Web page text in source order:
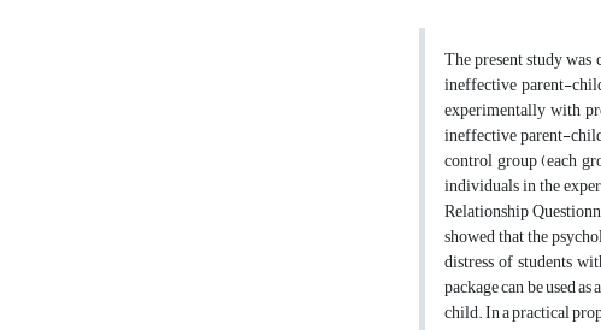
The present study
ineffective parent-
experimentally with
ineffective parent-
control group (each
individuals in the
Relationship
showed that the
distress of students
package can be used
child. In a practical